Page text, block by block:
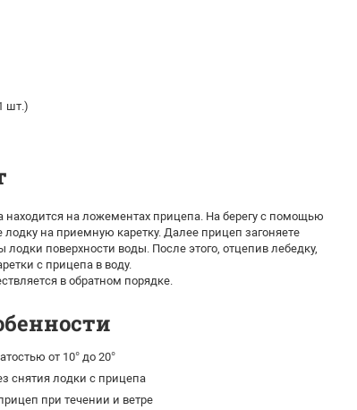
шт.)
находится на ложементах прицепа. На берегу с помощью
лодку на приемную каретку. Далее прицеп загоняете
поверхности воды. После этого, отцепив лебедку,
с прицепа в воду.
в обратном порядке.
от 10° до 20°
снятия лодки с прицепа
при течении и ветре